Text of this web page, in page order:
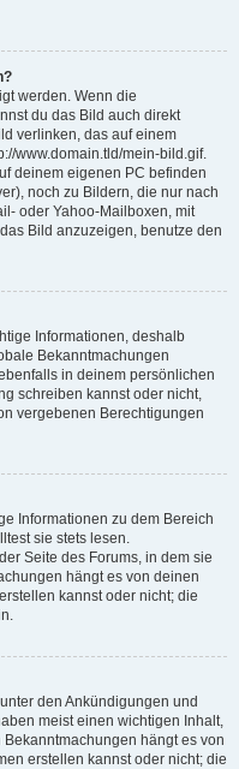
werden. Wenn die
du das Bild auch direkt
verlinken, das auf einem
www.domain.tld/mein-bild.gif.
deinem eigenen PC befinden
noch zu Bildern, die nur nach
oder Yahoo-Mailboxen, mit
Bild anzuzeigen, benutze den
Informationen, deshalb
Bekanntmachungen
in deinem persönlichen
schreiben kannst oder nicht,
vergebenen Berechtigungen
Informationen zu dem Bereich
sie stets lesen.
Seite des Forums, in dem sie
hängt es von deinen
kannst oder nicht; die
den Ankündigungen und
meist einen wichtigen Inhalt,
hängt es von
erstellen kannst oder nicht; die